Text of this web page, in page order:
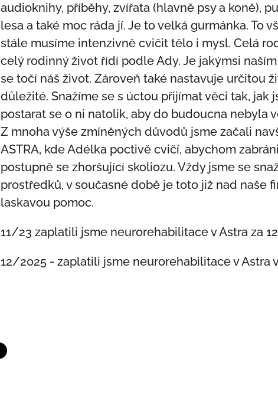
audioknihy, příběhy, zvířata (hlavně psy a koně),
lesa a také moc ráda jí. Je to velká gurmánka. To
stále musíme intenzivně cvičit tělo i mysl. Celá
celý rodinný život řídí podle Ady. Je jakýmsi
se točí náš život. Zároveň také nastavuje určitou
důležité. Snažíme se s úctou přijímat věci tak, jak
postarat se o ni natolik, aby do budoucna nebyla
Z mnoha výše zmíněných důvodů jsme začali
ASTRA, kde Adélka poctivě cvičí, abychom
postupně se zhoršující skoliozu. Vždy jsme se
prostředků, v současné době je toto již nad naše
laskavou pomoc.
11/23 zaplatili jsme neurorehabilitace v Astra za
12/2025 - zaplatili jsme neurorehabilitace v Astra